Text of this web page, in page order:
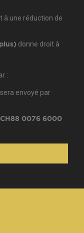
à une réduction de
donne droit à
:
envoyé par
0076 6000